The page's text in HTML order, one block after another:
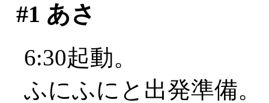
#1 あさ
6:30起動。
ふにふにと出発準備。